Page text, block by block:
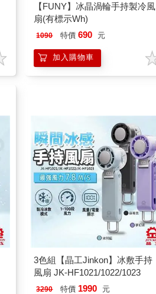
【FUNY】冰晶渦輪手持製冷風
扇(有標示Wh)
1090 特價 690 元
加入購物車
3色組【晶工Jinkon】冰敷手持
風扇 JK-HF1021/1022/1023
3290 特價 1990 元